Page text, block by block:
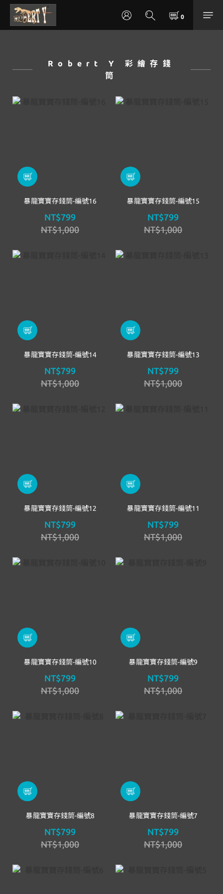
Robert Y 彩繪存錢
筒
暴龍寶寶存錢筒-編號16
NT$799
NT$1,000
暴龍寶寶存錢筒-編號15
NT$799
NT$1,000
暴龍寶寶存錢筒-編號14
NT$799
NT$1,000
暴龍寶寶存錢筒-編號13
NT$799
NT$1,000
暴龍寶寶存錢筒-編號12
NT$799
NT$1,000
暴龍寶寶存錢筒-編號11
NT$799
NT$1,000
暴龍寶寶存錢筒-編號10
NT$799
NT$1,000
暴龍寶寶存錢筒-編號9
NT$799
NT$1,000
暴龍寶寶存錢筒-編號8
NT$799
NT$1,000
暴龍寶寶存錢筒-編號7
NT$799
NT$1,000